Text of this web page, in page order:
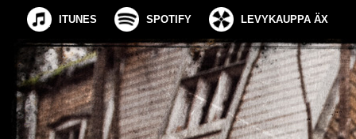
ITUNES SPOTIFY LEVYKAUPPA ÄX